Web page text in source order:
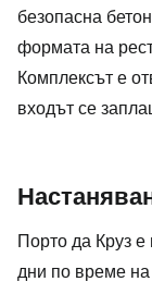
безопасна
формата на
Комплексът е
входът се
Порто да Круз е
дни по време